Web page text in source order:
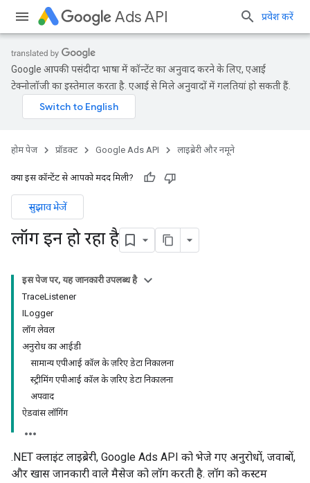
Ads API प्रवेश करें
Google आपकी पसंदीदा भाषा में कॉन्टेंट का अनुवाद करने के लिए, एआई
टेक्नोलॉजी का इस्तेमाल करता है. एआई से मिले अनुवादों में गलतियां हो सकती हैं.
होम पेज प्रॉडक्ट Google Ads API लाइब्रेरी और नमूने
क्या इस कॉन्टेंट से आपको मदद मिली?
सुझाव भेजें
लॉग इन हो रहा है
इस पेज पर, यह जानकारी उपलब्ध है
TraceListener
ILogger
लॉग लेवल
अनुरोध का आईडी
सामान्य एपीआई कॉल के ज़रिए डेटा निकालना
स्ट्रीमिंग एपीआई कॉल के ज़रिए डेटा निकालना
अपवाद
ऐडवांस लॉगिंग
.NET क्लाइंट लाइब्रेरी, Google Ads API को भेजे गए अनुरोधों, जवाबों,
और खास जानकारी वाले मैसेज को लॉग करती है. लॉग को कस्टम